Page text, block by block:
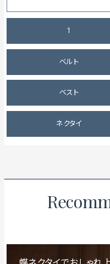
1
ベルト
ベスト
ネクタイ